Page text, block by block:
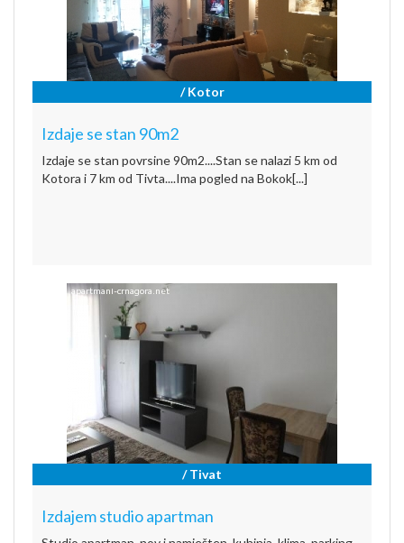
/ Kotor
Izdaje se stan 90m2
Izdaje se stan povrsine 90m2....Stan se nalazi 5 km od
Kotora i 7 km od Tivta....Ima pogled na Bokok[...]
/ Tivat
Izdajem studio apartman